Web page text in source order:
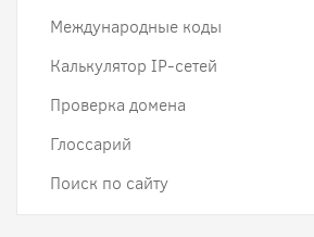
Международные коды
Калькулятор IP-сетей
Проверка домена
Глоссарий
Поиск по сайту